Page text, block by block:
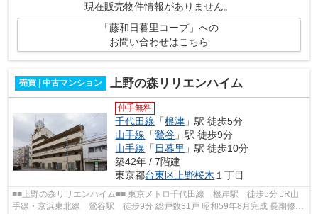
現在販売物件情報がありません。
「藤和日暮里コープ」への
お問い合わせはこちら
売買 | 中古マンション 上野の森リリエンハイム
仲手無料
千代田線 「根津 」駅 徒歩5分
山手線 「鶯谷 」駅 徒歩9分
山手線 「 日暮里 」駅 徒歩10分
築42年 / 7階建
東京都台東区 上野桜木 １丁目
■■上野の森リリエンハイム■■ 東京メトロ千代田線 根岸駅 徒歩5分 JR山
手線・京浜東北線 鶯谷駅 徒歩9分 総戸数31戸 昭和59年8月完成 長期修繕